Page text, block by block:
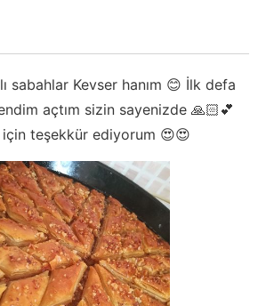
sabahlar Kevser hanım 😊 İlk defa
açtım sizin sayenizde 🙏🏻💕
teşekkür ediyorum 😍😍